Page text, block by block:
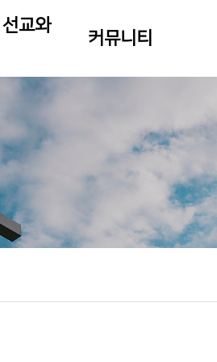
선교와
커뮤니티